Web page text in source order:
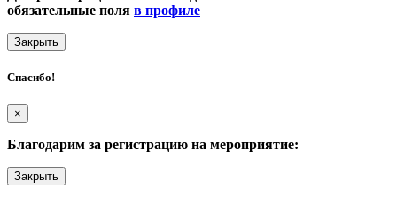
обязательные поля в профиле
Закрыть
Спасибо!
×
Благодарим за регистрацию на мероприятие:
Закрыть